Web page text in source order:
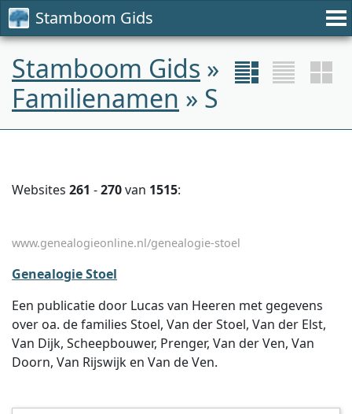
Stamboom Gids
Stamboom Gids »
Familienamen » S
Websites 261 -270van 1515:
www.genealogieonline.nl/genealogie-stoel
Genealogie Stoel
Een publicatie door Lucas van Heeren met gegevens
over oa. de families Stoel, Van der Stoel, Van der Elst,
Van Dijk, Scheepbouwer, Prenger, Van der Ven, Van
Doorn, Van Rijswijk en Van de Ven.